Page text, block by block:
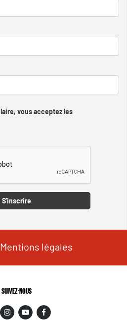
vous acceptez les
S'inscrire
Mentions légales
SUIVEZ-NOUS